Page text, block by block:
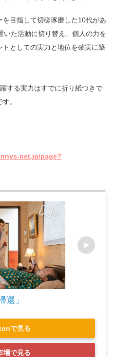
目指して切磋琢磨した10代があ
いた活動に切り替え、個人の力を
としての実力と地位を確実に築
する実力はすでに折り紙つきで
。
net.jp/page?
還」
で見る
場で見る